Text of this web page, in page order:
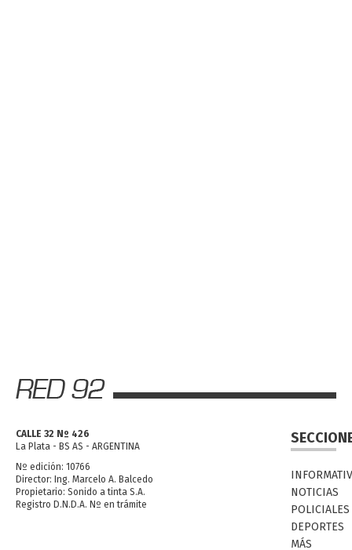
CALLE 32 Nº 426
La Plata - BS AS - ARGENTINA
Nº edición: 10766
Director: Ing. Marcelo A. Balcedo
Propietario: Sonido a tinta S.A.
Registro D.N.D.A. Nº en trámite
NOTICIAS
POLICIALES
DEPORTES
MÁS